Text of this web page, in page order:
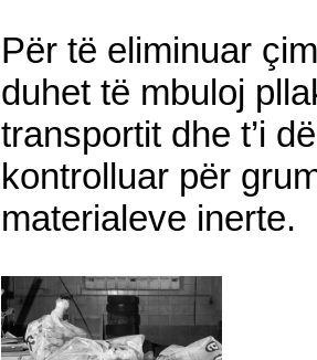
Për të eliminuar
duhet të mbuloj
transportit dhe t’i
kontrolluar për
materialeve inerte.